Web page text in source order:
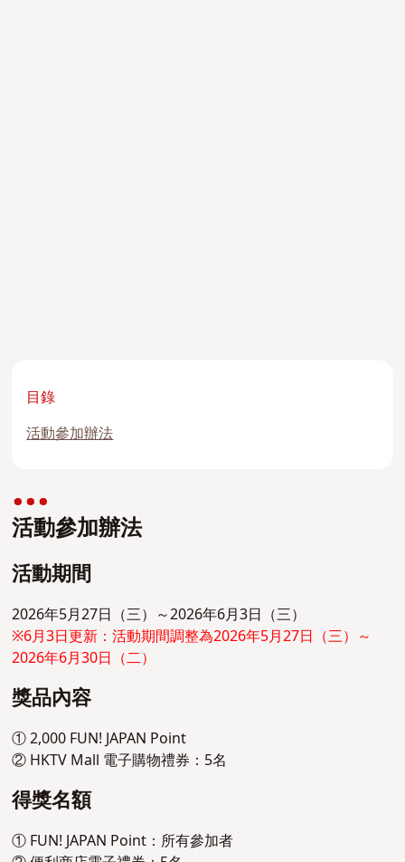
目錄
活動參加辦法
活動參加辦法
活動期間
2026年5月27日（三）～2026年6月3日（三）
※6月3日更新：活動期間調整為2026年5月27日（三）～
2026年6月30日（二）
獎品內容
① 2,000 FUN! JAPAN Point
② HKTV Mall 電子購物禮券：5名
得獎名額
① FUN! JAPAN Point：所有參加者